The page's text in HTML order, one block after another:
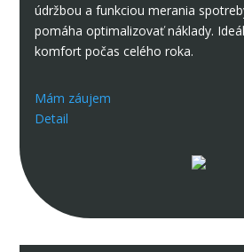
údržbou a funkciou merania
pomáha optimalizovať náklady.
komfort počas celého roka.
Mám záujem
Detail